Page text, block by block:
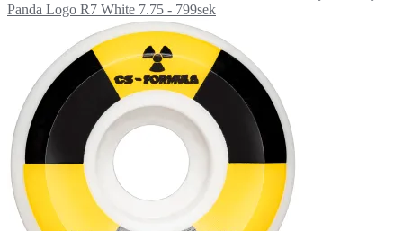
Panda Logo R7 White 7.75 - 799sek